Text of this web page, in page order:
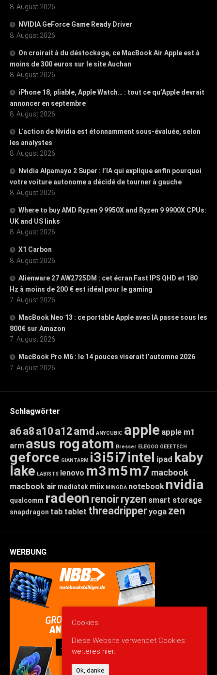
8. August 2026
NVIDIA GeForce Game Ready Driver
8. August 2026
On croirait à du déstockage, ce MacBook Air Apple est à
moins de 300 euros sur le site Auchan
8. August 2026
iPhone 18, pliable, Apple Watch… : tout ce qu’Apple devrait
annoncer en septembre
8. August 2026
L’action de Nvidia est étonnamment sous-évaluée, selon
les analystes
8. August 2026
Nvidia Alpamayo 2 Super : l’IA qui explique enfin pourquoi
votre voiture autonome a décidé de tourner à gauche
8. August 2026
Where to buy AMD Ryzen 9 9950X and Ryzen 9 9900X CPUs:
UK and US links
8. August 2026
X1 Carbon
8. August 2026
Alienware 27 AW2725DM : cet écran Fast IPS QHD et 180
Hz à moins de 200 € est idéal pour le gaming
7. August 2026
MacBook Neo 13 : ce portable Apple avec IA passe sous les
800€ sur Amazon
7. August 2026
MacBook Pro M6 : le 14 pouces viserait l’automne 2026
7. August 2026
Schlagwörter
a6a8 a10 a12amd ANYCUBIC apple apple m1
arm asus rogatom Bresser ELEGOO GEEETECH
geforce GIANTARM i3i5i7intel ipad kaby
lake LABISTS lenovo m3m5m7 macbook
macbook air mediatek miix MINGDA notebook nvidia
qualcomm radeon renoirryzen smart storage
snapdragon tab tablet threadripperyoga zen
WERBUNG
Cookies
Diese Website verwendet Cookies:
weiteres hier.
Ok, danke